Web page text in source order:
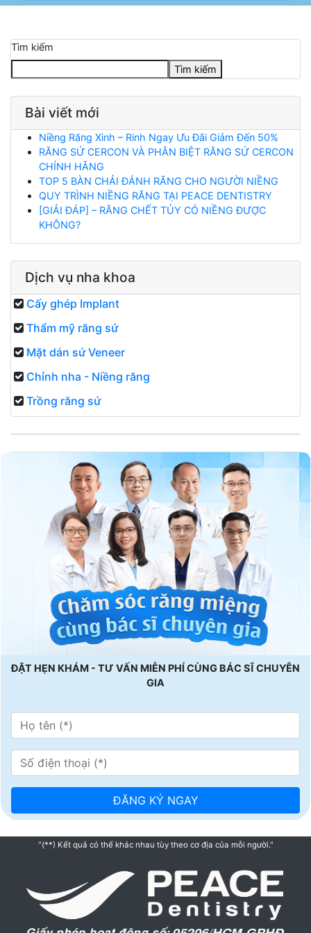
Tìm kiếm
Tìm kiếm
Bài viết mới
Niềng Răng Xinh – Rinh Ngay Ưu Đãi Giảm Đến 50%
RĂNG SỨ CERCON VÀ PHÂN BIỆT RĂNG SỨ CERCON
CHÍNH HÃNG
TOP 5 BÀN CHẢI ĐÁNH RĂNG CHO NGƯỜI NIỀNG
QUY TRÌNH NIỀNG RĂNG TẠI PEACE DENTISTRY
[GIẢI ĐÁP] – RĂNG CHẾT TỦY CÓ NIỀNG ĐƯỢC
KHÔNG?
Dịch vụ nha khoa
Cấy ghép Implant
Thẩm mỹ răng sứ
Mặt dán sứ Veneer
Chỉnh nha - Niềng răng
Trồng răng sứ
ĐẶT HẸN KHÁM - TƯ VẤN MIỄN PHÍ CÙNG BÁC SĨ CHUYÊN
GIA
"(**) Kết quả có thể khác nhau tùy theo cơ địa của mỗi người."